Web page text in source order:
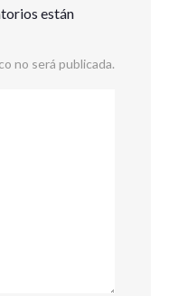
están
no será publicada.